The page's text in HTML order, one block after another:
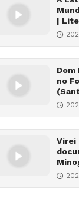
|
Dom
no
Virei